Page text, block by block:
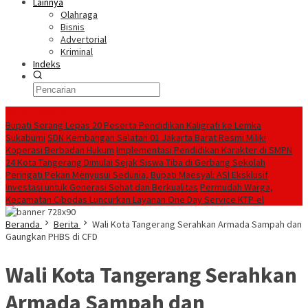
Olahraga
Bisnis
Advertorial
Kriminal
Indeks
Bupati Serang Lepas 20 Peserta Pendidikan Kaligrafi ke Lemka
Sukabumi SDN Kembangan Selatan 01 Jakarta Barat Resmi Miliki
Koperasi Berbadan Hukum Implementasi Pendidikan Karakter di SMPN
24 Kota Tangerang Dimulai Sejak Siswa Tiba di Gerbang Sekolah
Peringati Pekan Menyusui Sedunia, Bupati Maesyal: ASI Eksklusif
Investasi untuk Generasi Sehat dan Berkualitas Permudah Warga,
Kecamatan Cibodas Luncurkan Layanan One Day Service KTP-el
Beranda
Berita
Wali Kota Tangerang Serahkan Armada Sampah dan
Gaungkan PHBS di CFD
Wali Kota Tangerang Serahkan
Armada Sampah dan